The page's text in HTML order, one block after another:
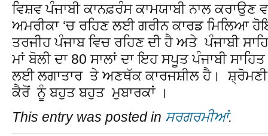
ਵਿਸ਼ਵ ਪੰਜਾਬੀ ਕਾਨਫ਼ਰੰਸ ਕਾਮਯਾਬੀ ਨਾਲ ਕਰਾਉਣ
ਅਮਰੀਕਾ ‘ਚ ਰਹਿਣ ਲਈ ਗਰੀਨ ਕਾਰਡ ਮਿਲਿਆ
ਤਰਜੀਹ ਪੰਜਾਬ ਵਿਚ ਰਹਿਣ ਦੀ ਹੈ ਅਤੇ ਪੰਜਾਬੀ
ਮਾਂ ਬੋਲੀ ਦਾ 80 ਸਾਲਾਂ ਦਾ ਇਹ ਸਪੂਤ ਪੰਜਾਬੀ
ਲਈ ਲਗਾਤਾਰ ਤੇ ਅਣਥੱਕ ਕਾਰਜਸ਼ੀਲ ਹੈ। ਸ਼੍ਰੋਮਣੀ
ਕੈਰੋਂ ਨੂੰ ਬਹੁਤ ਬਹੁਤ ਮੁਬਾਰਕਾਂ ।
This entry was posted in ਸਰਗਰਮੀਆਂ.